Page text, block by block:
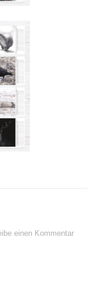
einen Kommentar